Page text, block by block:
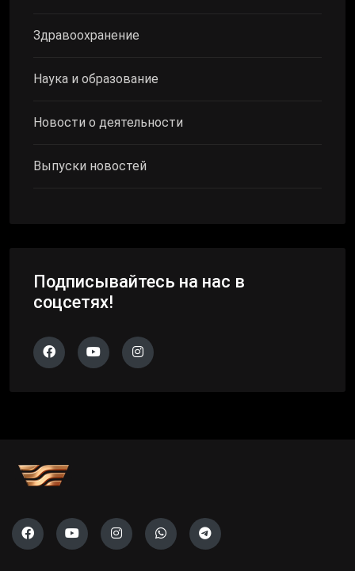
Здравоохранение
Наука и образование
Новости о деятельности
Выпуски новостей
Подписывайтесь на нас в
соцсетях!